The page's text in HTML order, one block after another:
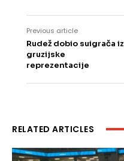
Previous article
Rudež dobio suigrača iz
gruzijske
reprezentacije
RELATED ARTICLES